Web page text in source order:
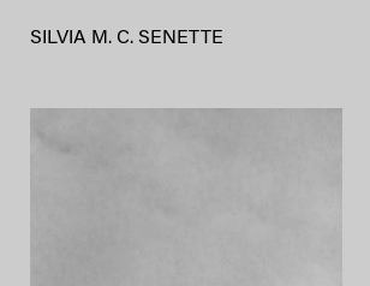
SILVIA M. C. SENETTE